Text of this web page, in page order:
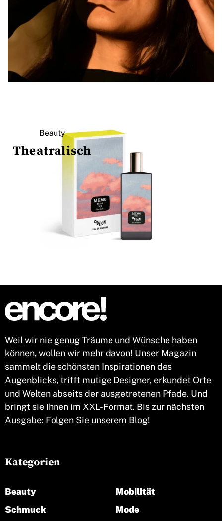
Beauty
Theatralisch
Weil wir nie genug Träume und Wünsche haben
können, wollen wir mehr davon! Unser Magazin
sammelt die schönsten Inspirationen des
Augenblicks, trifft mutige Designer, erkundet Orte
und Welten abseits der ausgetretenen Pfade. Und
bringt sie Ihnen im XXL-Format. Bis zur nächsten
Ausgabe: Folgen Sie unserem Blog!
Kategorien
Beauty
Schmuck
Mobilität
Mode